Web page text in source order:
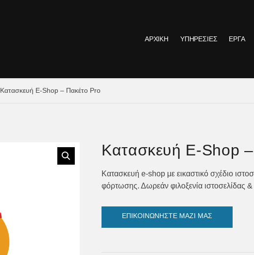
ΑΡΧΙΚΗ ΥΠΗΡΕΣΙΕΣ ΕΡΓΑ
Κατασκευή E-Shop – Πακέτο Pro
Κατασκευή E-Shop
Κατασκευή e-shop με εικαστικό σχέδιο
φόρτωσης. Δωρεάν φιλοξενία ιστοσελίδας
ΕΠΙΚΟΙΝΩΝΗΣΤΕ ΜΑΖΙ ΜΑΣ